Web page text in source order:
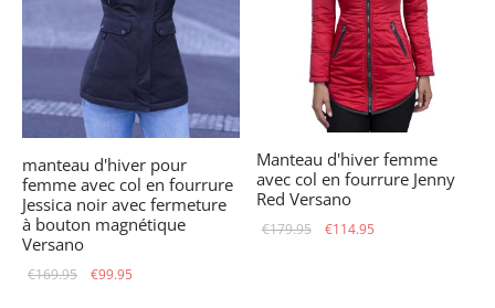
manteau d'hiver pour
femme avec col en fourrure
Jessica noir avec fermeture
à bouton magnétique
Versano
€169.95
Le prix
€99.95
Manteau d'hiver femme
avec col en fourrure Jenny
Red Versano
€179.95
Le prix
€114.95